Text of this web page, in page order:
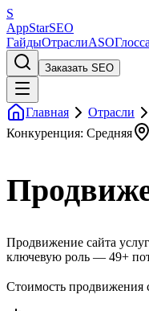
S
AppStarSEO
ГайдыОтраслиASO
Заказать SEO
Главная Отрасли
Конкуренция: Средняя
Продвижение сайта
ключевую роль — 49+
Стоимость продвижения